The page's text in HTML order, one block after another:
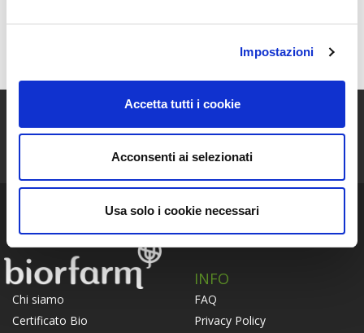
Impostazioni
Accetta tutti i cookie
Acconsenti ai selezionati
Usa solo i cookie necessari
ISCRIVITI ALLA NEWSLETTER
Resta aggiornato sulle storie e le novità della nostra Community!
Chi siamo
Certificato Bio
INFO
FAQ
Privacy Policy